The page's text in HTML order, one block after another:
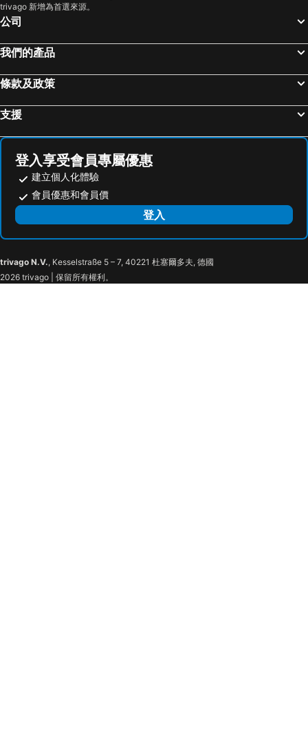
trivago 新增為首選來源。
公司
我們的產品
條款及政策
支援
登入享受會員專屬優惠
建立個人化體驗
會員優惠和會員價
登入
trivago N.V., Kesselstraße 5 – 7, 40221 杜塞爾多夫, 德國
2026 trivago | 保留所有權利。